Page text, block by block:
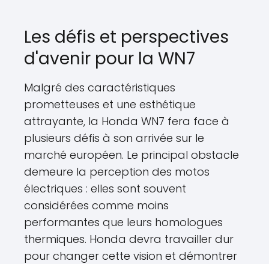
Les défis et perspectives
d'avenir pour la WN7
Malgré des caractéristiques
prometteuses et une esthétique
attrayante, la Honda WN7 fera face à
plusieurs défis à son arrivée sur le
marché européen. Le principal obstacle
demeure la perception des motos
électriques : elles sont souvent
considérées comme moins
performantes que leurs homologues
thermiques. Honda devra travailler dur
pour changer cette vision et démontrer